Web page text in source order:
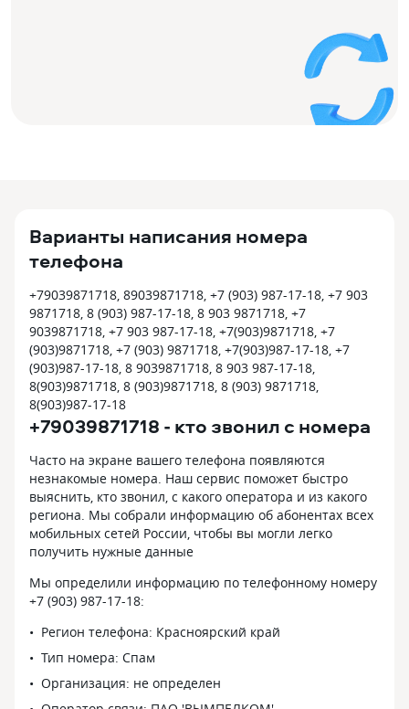
Варианты написания номера
телефона
+79039871718, 89039871718, +7 (903) 987-17-18, +7 903
9871718, 8 (903) 987-17-18, 8 903 9871718, +7
9039871718, +7 903 987-17-18, +7(903)9871718, +7
(903)9871718, +7 (903) 9871718, +7(903)987-17-18, +7
(903)987-17-18, 8 9039871718, 8 903 987-17-18,
8(903)9871718, 8 (903)9871718, 8 (903) 9871718,
8(903)987-17-18
+79039871718 - кто звонил с номера
Часто на экране вашего телефона появляются
незнакомые номера. Наш сервис поможет быстро
выяснить, кто звонил, с какого оператора и из какого
региона. Мы собрали информацию об абонентах всех
мобильных сетей России, чтобы вы могли легко
получить нужные данные
Мы определили информацию по телефонному номеру
+7 (903) 987-17-18:
Регион телефона: Красноярский край
Тип номера: Спам
Организация: не определен